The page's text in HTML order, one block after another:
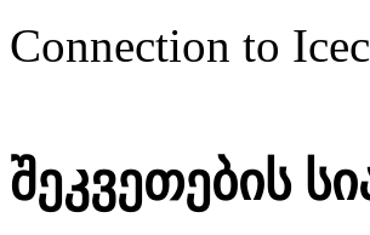
Connection to
შეკვეთების